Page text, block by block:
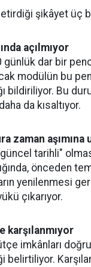
şikâyet üç
açılmıyor
günlük dar bir
modülün bu
bildiriliyor. Bu
da kısaltıyor.
zaman aşımına
tarihli"
önceden
yenilenmesi
çıkarıyor.
karşılanmıyor
imkânları
belirtiliyor.